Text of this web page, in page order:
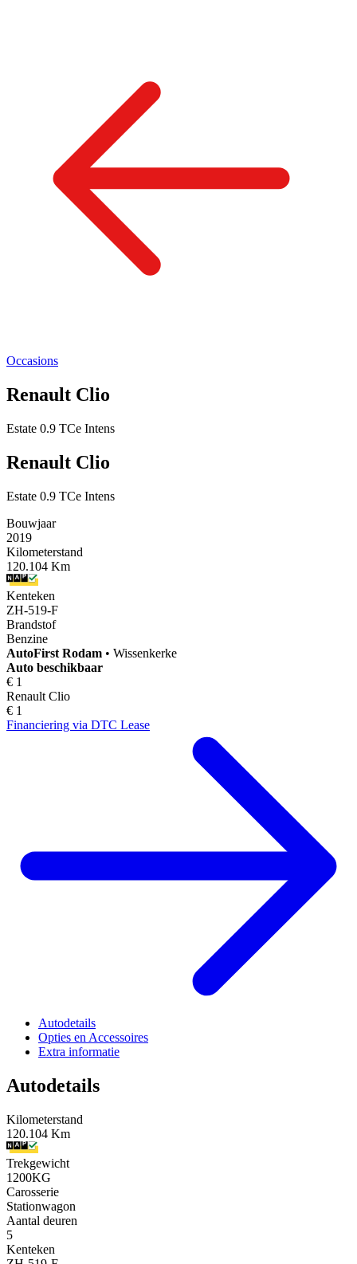
Occasions
Renault Clio
Estate 0.9 TCe Intens
Renault Clio
Estate 0.9 TCe Intens
Bouwjaar
2019
Kilometerstand
120.104 Km
Kenteken
ZH-519-F
Brandstof
Benzine
AutoFirst Rodam • Wissenkerke
Auto beschikbaar
€ 1
Renault Clio
€ 1
Financiering via DTC Lease
Autodetails
Opties en Accessoires
Extra informatie
Autodetails
Kilometerstand
120.104 Km
Trekgewicht
1200KG
Carosserie
Stationwagon
Aantal deuren
5
Kenteken